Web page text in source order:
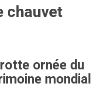
chauvet
ornée du
mondial